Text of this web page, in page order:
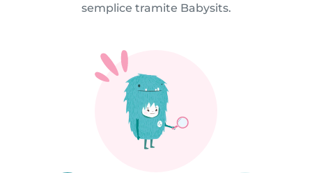
semplice tramite Babysits.